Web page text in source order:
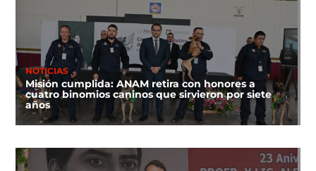
NOTICIAS
Misión cumplida: ANAM retira con honores a
cuatro binomios caninos que sirvieron por siete
años